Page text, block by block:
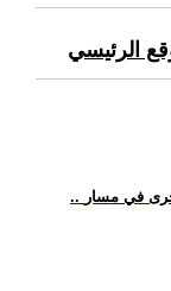
الرئيسي
في مسار